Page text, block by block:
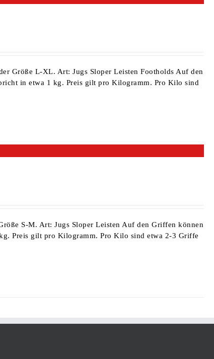
Größe L-XL. Art: Jugs Sloper Leisten Footholds Auf den
in etwa 1 kg. Preis gilt pro Kilogramm. Pro Kilo sind
S-M. Art: Jugs Sloper Leisten Auf den Griffen können
Preis gilt pro Kilogramm. Pro Kilo sind etwa 2-3 Griffe